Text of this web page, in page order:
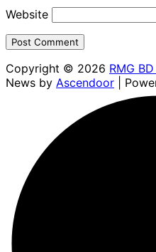
Website
Copyright © 2026 RMG
News by Ascendoor |